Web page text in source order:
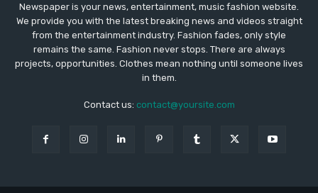
Newspaper is your news, entertainment, music fashion website.
We provide you with the latest breaking news and videos straight
from the entertainment industry. Fashion fades, only style
remains the same. Fashion never stops. There are always
projects, opportunities. Clothes mean nothing until someone lives
in them.
Contact us: contact@yoursite.com